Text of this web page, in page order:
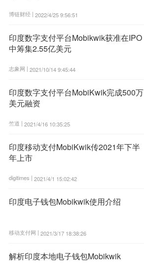
博链财经 | 2022/4/25 9:56:51
印度数字支付平台Mobikwik获准在IPO
中筹集2.55亿美元
志象网 | 2021/10/14 9:45:44
印度数字支付平台MobiKwik完成500万
美元融资
竺道 | 2021/4/16 10:35:25
印度移动支付MobiKwik传2021年下半
年上市
digitimes | 2021/4/1 15:02:42
印度电子钱包Mobikwik使用介绍
移动支付网 | 2021/3/17 18:38:26
解析印度本地电子钱包Mobikwik